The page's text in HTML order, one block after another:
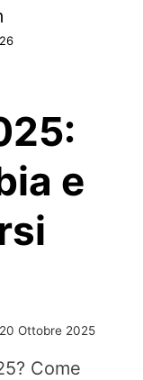
e
20 Ottobre 2025
Come